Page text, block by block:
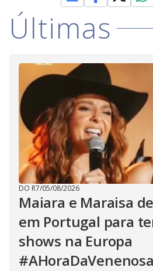
Últimas
DO R7/05/08/2026
Maiara e Maraisa
em Portugal para
shows na Europa